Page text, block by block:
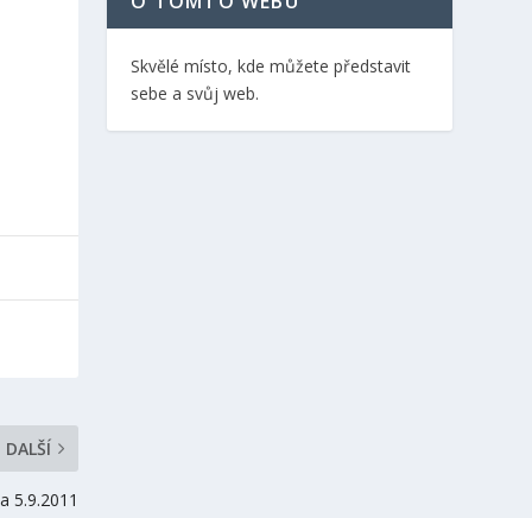
DALŠÍ
5.9.2011
Skvělé místo, kde můžete představit
sebe a svůj web.